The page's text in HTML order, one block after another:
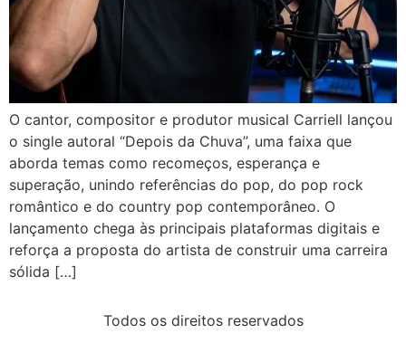
O cantor, compositor e produtor musical Carriell lançou
o single autoral “Depois da Chuva”, uma faixa que
aborda temas como recomeços, esperança e
superação, unindo referências do pop, do pop rock
romântico e do country pop contemporâneo. O
lançamento chega às principais plataformas digitais e
reforça a proposta do artista de construir uma carreira
sólida […]
Todos os direitos reservados